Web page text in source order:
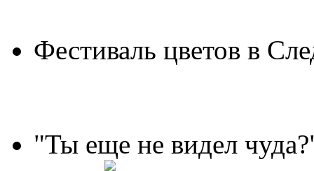
Фестиваль цветов в
"Ты еще не видел